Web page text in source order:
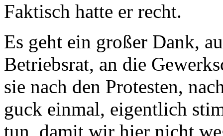
Faktisch hatte er recht.
Es geht ein großer Dank,
Betriebsrat, an die
sie nach den Protesten,
guck einmal, eigentlich
tun, damit wir hier nicht